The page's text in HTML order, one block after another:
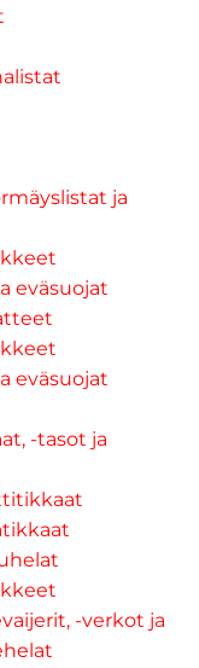
ja
eväsuojat
eväsuojat
-tasot ja
-verkot ja